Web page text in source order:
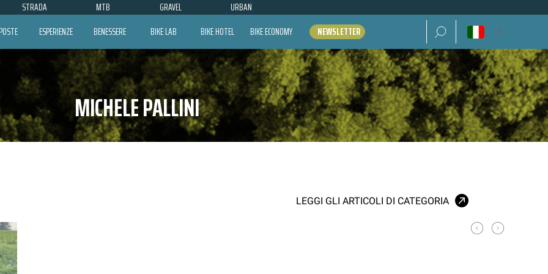
STRADA MTB GRAVEL URBAN
ESPERIENZE BENESSERE BIKE LAB BIKE HOTEL BIKE ECONOMY NEWSLETTER Ricerca per:
MICHELE PALLINI
LEGGI GLI ARTICOLI DI CATEGORIA